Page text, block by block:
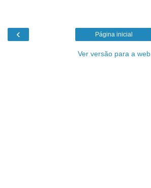
‹ Página inicial
Ver versão para a web